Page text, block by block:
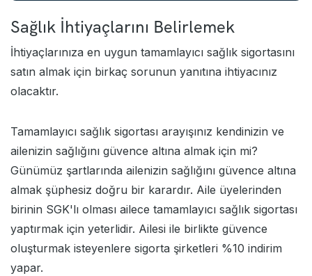
Sağlık İhtiyaçlarını Belirlemek
İhtiyaçlarınıza en uygun tamamlayıcı sağlık sigortasını
satın almak için birkaç sorunun yanıtına ihtiyacınız
olacaktır.
Tamamlayıcı sağlık sigortası arayışınız kendinizin ve
ailenizin sağlığını güvence altına almak için mi?
Günümüz şartlarında ailenizin sağlığını güvence altına
almak şüphesiz doğru bir karardır. Aile üyelerinden
birinin SGK'lı olması ailece tamamlayıcı sağlık sigortası
yaptırmak için yeterlidir. Ailesi ile birlikte güvence
oluşturmak isteyenlere sigorta şirketleri %10 indirim
yapar.